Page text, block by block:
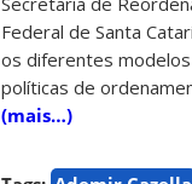
Federal de Santa
os diferentes
políticas de
(mais…)